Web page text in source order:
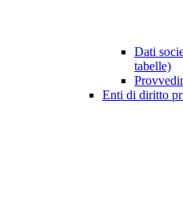
Dati
tabelle)
Enti di diritto